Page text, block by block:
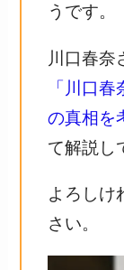
うです。
川口春奈
「川口
の真相を
て解説し
よろしけ
さい。